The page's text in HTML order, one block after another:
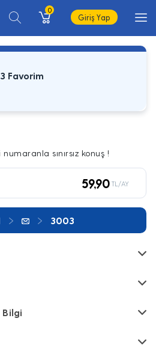
0
Giriş Yap
3 Favorim
sınırsız konuş !
59,90 TL/AY
3003